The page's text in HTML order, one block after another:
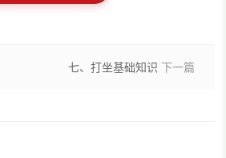
七、打坐基础知识 下一篇